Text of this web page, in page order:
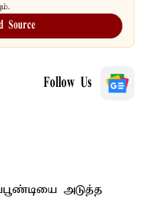
Source
Follow Us
அடுத்த